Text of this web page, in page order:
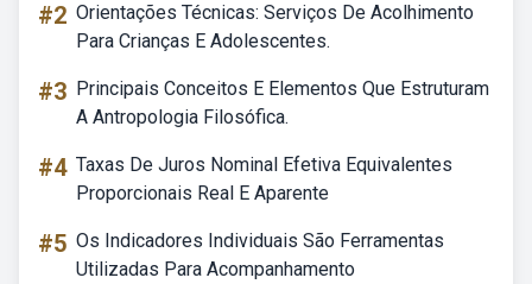
#2 Orientações Técnicas: Serviços De Acolhimento
Para Crianças E Adolescentes.
#3 Principais Conceitos E Elementos Que Estruturam
A Antropologia Filosófica.
#4 Taxas De Juros Nominal Efetiva Equivalentes
Proporcionais Real E Aparente
#5 Os Indicadores Individuais São Ferramentas
Utilizadas Para Acompanhamento